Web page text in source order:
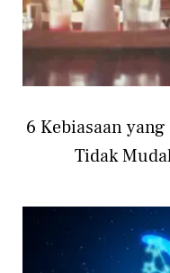
6 Kebiasaan
Tidak